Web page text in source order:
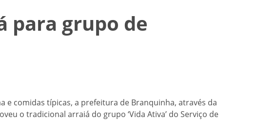
para grupo de
e comidas típicas, a prefeitura de Branquinha, através da
o tradicional arraiá do grupo ‘Vida Ativa’ do Serviço de